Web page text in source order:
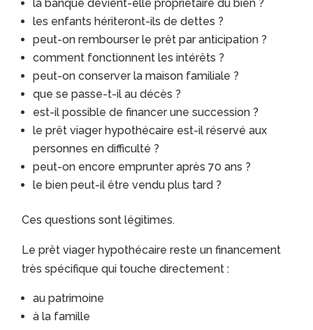
la banque devient-elle propriétaire du bien ?
les enfants hériteront-ils de dettes ?
peut-on rembourser le prêt par anticipation ?
comment fonctionnent les intérêts ?
peut-on conserver la maison familiale ?
que se passe-t-il au décès ?
est-il possible de financer une succession ?
le prêt viager hypothécaire est-il réservé aux
personnes en difficulté ?
peut-on encore emprunter après 70 ans ?
le bien peut-il être vendu plus tard ?
Ces questions sont légitimes.
Le prêt viager hypothécaire reste un financement
très spécifique qui touche directement :
au patrimoine
à la famille